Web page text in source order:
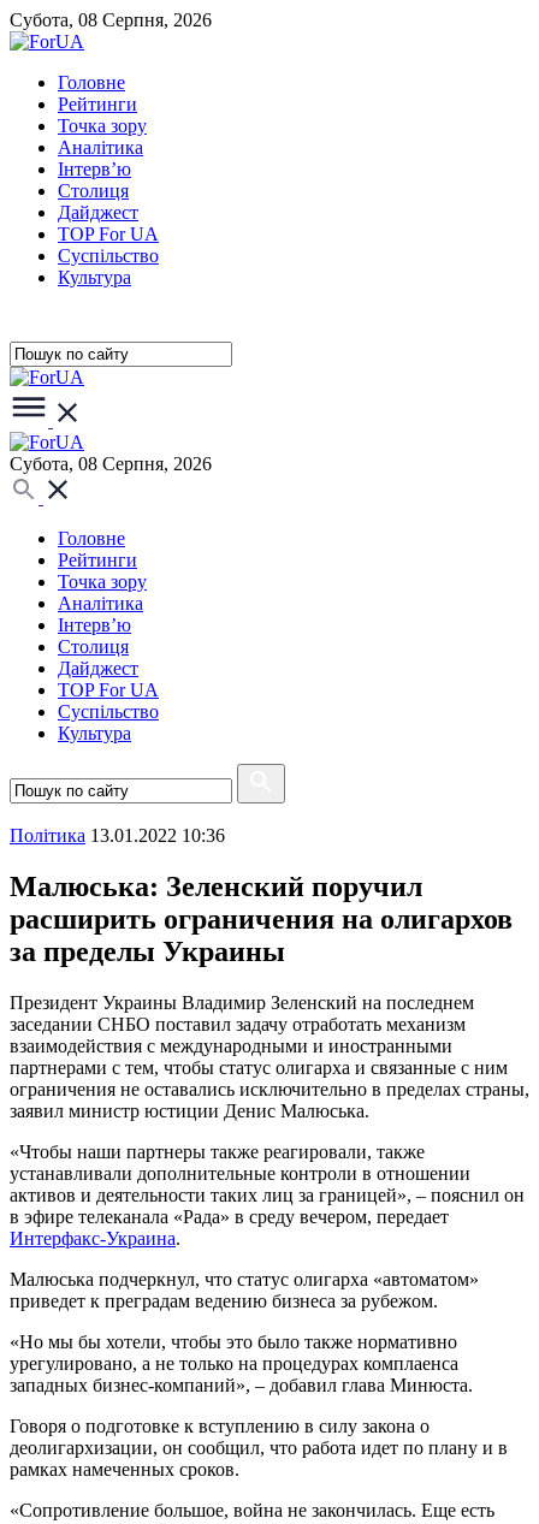
Субота, 08 Серпня, 2026
Головне
Рейтинги
Точка зору
Аналітика
Інтерв’ю
Столиця
Дайджест
TOP For UA
Суспiльство
Культура
Субота, 08 Серпня, 2026
Головне
Рейтинги
Точка зору
Аналітика
Інтерв’ю
Столиця
Дайджест
TOP For UA
Суспiльство
Культура
Полiтика 13.01.2022 10:36
Малюська: Зеленский поручил
расширить ограничения на олигархов
за пределы Украины
Президент Украины Владимир Зеленский на последнем
заседании СНБО поставил задачу отработать механизм
взаимодействия с международными и иностранными
партнерами с тем, чтобы статус олигарха и связанные с ним
ограничения не оставались исключительно в пределах страны,
заявил министр юстиции Денис Малюська.
«Чтобы наши партнеры также реагировали, также
устанавливали дополнительные контроли в отношении
активов и деятельности таких лиц за границей», – пояснил он
в эфире телеканала «Рада» в среду вечером, передает
Интерфакс-Украина.
Малюська подчеркнул, что статус олигарха «автоматом»
приведет к преградам ведению бизнеса за рубежом.
«Но мы бы хотели, чтобы это было также нормативно
урегулировано, а не только на процедурах комплаенса
западных бизнес-компаний», – добавил глава Минюста.
Говоря о подготовке к вступлению в силу закона о
деолигархизации, он сообщил, что работа идет по плану и в
рамках намеченных сроков.
«Сопротивление большое, война не закончилась. Еще есть